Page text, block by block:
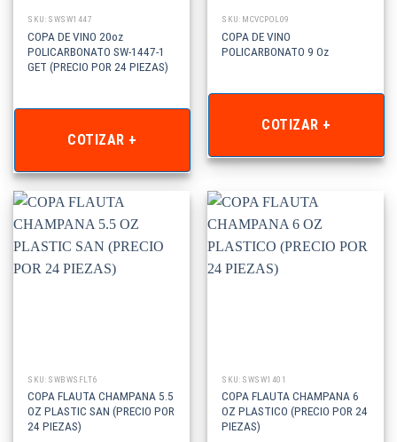
SKU: SWSW1447
COPA DE VINO 20oz
POLICARBONATO SW-1447-1
GET (PRECIO POR 24 PIEZAS)
COTIZAR +
SKU: MCVCPOL09
COPA DE VINO
POLICARBONATO 9 Oz
COTIZAR +
SKU: SWBWSFLT6
COPA FLAUTA CHAMPANA 5.5
OZ PLASTIC SAN (PRECIO POR
24 PIEZAS)
SKU: SWSW1401
COPA FLAUTA CHAMPANA 6
OZ PLASTICO (PRECIO POR 24
PIEZAS)